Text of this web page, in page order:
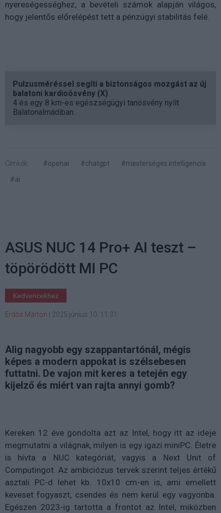
nyereségességhez, a bevételi számok alapján világos,
hogy jelentős előrelépést tett a pénzügyi stabilitás felé.
Pulzusméréssel segíti a biztonságos mozgást az új
balatoni kardioösvény (X)
4 és egy 8 km-es egészségügyi tanösvény nyílt
Balatonalmádiban.
Címkék: #openai #chatgpt
#mesterséges intelligencia
#ai
ASUS NUC 14 Pro+ AI teszt –
töpörödött MI PC
Kedvencekhez
Erdős Márton 2025 június 10. 11:31
Alig nagyobb egy szappantartónál, mégis
képes a modern appokat is szélsebesen
futtatni. De vajon mit keres a tetején egy
kijelző és miért van rajta annyi gomb?
Kereken 12 éve gondolta azt az Intel, hogy itt az ideje
megmutatni a világnak, milyen is egy igazi miniPC. Életre
is hívta a NUC kategóriát, vagyis a Next Unit of
Computingot. Az ambiciózus tervek szerint teljes értékű
asztali PC-d lehet kb. 10x10 cm-en is, ami emellett
keveset fogyaszt, csendes és nem kerül egy vagyonba.
Egészen 2023-ig tartotta a frontot az Intel, miközben